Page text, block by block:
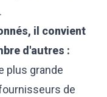
il convient
d'autres :
plus grande
de